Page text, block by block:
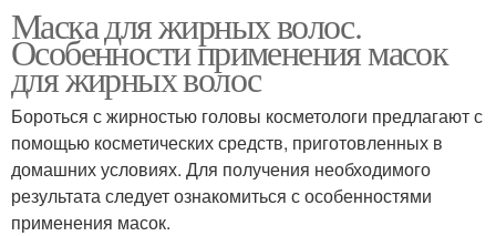
условиях
Волос с алоэ
Алоэ для волос Маска для волос
Маска для жирных волос.
Особенности применения масок
для жирных волос
Бороться с жирностью головы косметологи предлагают с
помощью косметических средств, приготовленных в
домашних условиях. Для получения необходимого
результата следует ознакомиться с особенностями
применения масок.